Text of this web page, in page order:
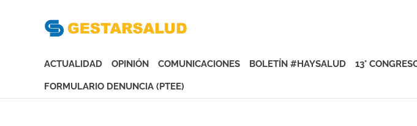
de
Gestoras
del
ACTUALIDAD OPINIÓN COMUNICACIONES BOLETÍN #HAYSALUD 13°
FORMULARIO DENUNCIA (PTEE)